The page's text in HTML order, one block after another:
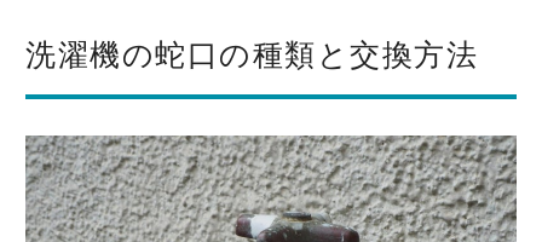
洗濯機の蛇口の種類と交換方法